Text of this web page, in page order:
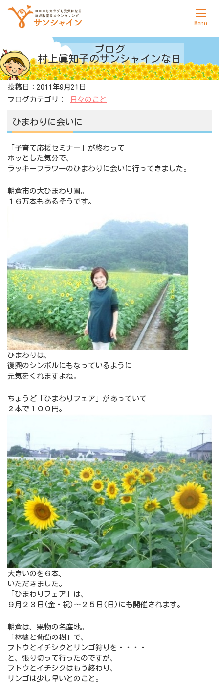
サンシャインについて
ヨガ
料金表
アクセス
ブログ
村上眞知子のサンシャインな日
投稿日：2011年9月21日
ブログカテゴリ：
日々のこと
ひまわりに会いに
「子育て応援セミナー」が終わって
ホッとした気分で、
ラッキーフラワーのひまわりに会いに行ってきました。
朝倉市の大ひまわり園。
１６万本もあるそうです。
ひまわりは、
復興のシンボルにもなっているように
元気をくれますよね。
ちょうど「ひまわりフェア」があっていて
２本で１００円。
大きいのを６本、
いただきました。
「ひまわりフェア」は、
９月２３日(金・祝)～２５日(日)にも開催されます。
朝倉は、果物の名産地。
「林檎と葡萄の樹」で、
ブドウとイチジクとリンゴ狩りを・・・・
と、張り切って行ったのですが、
ブドウとイチジクはもう終わり、
リンゴは少し早いとのこと。